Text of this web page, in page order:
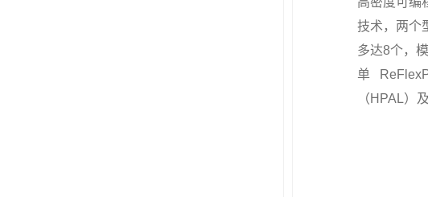
技术，两个
多达8个，
单
（HPAL）